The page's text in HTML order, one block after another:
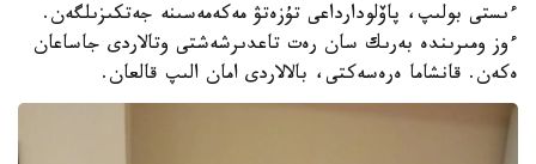
ءىستى بولىپ، پاۆلودارداعى تۇزەتۋ مەكەمەسىنە جەتكىزىلگەن.
ءوز ومىرىندە بەرىك سان رەت تاعدىرشەشتى وتالاردى جاساعان
ەكەن. قانشاما ەرەسەكتى، بالالاردى امان الىپ قالعان.